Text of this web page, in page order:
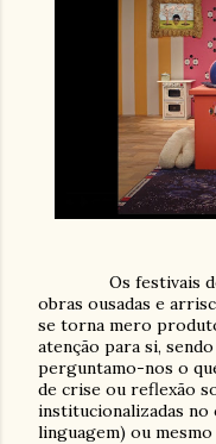
Os festivais
obras ousadas e
se torna mero
atenção para si,
perguntamo-nos o
de crise ou reflexão
institucionalizadas no
linguagem) ou mesmo